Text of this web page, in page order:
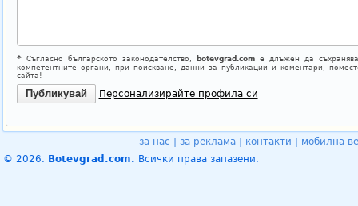
*Съгласно българското законодателство, botevgrad.comе длъжен да
компетентните органи, при поискване, данни за публикации и коментари,
сайта!
Персонализирайте профила си
за нас за реклама контакти
мобилна
© 2026. Botevgrad.com. Всички права запазени.